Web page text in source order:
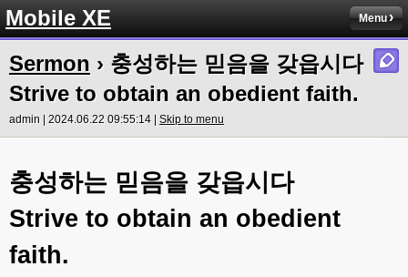
Mobile XE Menu
Sermon › 충성하는 믿음을 갖읍시다
Strive to obtain an obedient faith.
admin | 2024.06.22 09:55:14 | Skip to menu
충성하는 믿음을 갖읍시다
Strive to obtain an obedient
faith.